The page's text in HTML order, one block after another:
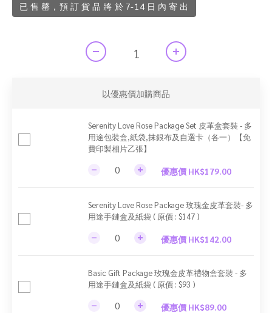
已 售 罄，預 訂 貨 品 將 於 7-14 日 內 寄 出
以優惠價加購商品
Serenity Love Rose Package Set 皮革盒套裝 - 多
用途包裝盒,紙袋,抹銀布及自選卡（各一）【免
費印製相片乙張】
優惠價 HK$179.00
Serenity Love Rose Package 玫瑰金皮革套裝- 多
用途手鏈盒及紙袋 ( 原價 : $147 )
優惠價 HK$142.00
Basic Gift Package 玫瑰金皮革禮物盒套裝 - 多
用途手鏈盒及紙袋 ( 原價 : $93 )
優惠價 HK$89.00